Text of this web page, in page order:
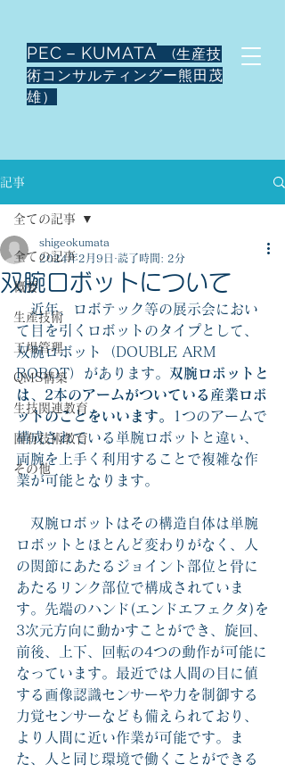
PEC－KUMATA
(生産技
術コンサルティングー熊田茂
雄）
記事
全ての記事
概要
生産技術
工場管理
QMS構築
生技関連教育
固有技術教育
その他
全ての記事
双腕ロボットについて
shigeokumata
2024年2月9日
読了時間: 2分
近年、ロボテック等の展示会におい
て目を引くロボットのタイプとして、
双腕ロボット（DOUBLE ARM
ROBOT）があります。 双腕ロボットと
は、2本のアームがついている産業ロボ
ットのことをいいます。
1つのアームで
構成されている単腕ロボットと違い、
両腕を上手く利用することで複雑な作
業が可能となります。
双腕ロボットはその構造自体は単腕
ロボットとほとんど変わりがなく、人
の関節にあたるジョイント部位と骨に
あたるリンク部位で構成されていま
す。先端のハンド(エンドエフェクタ)を
3次元方向に動かすことができ、旋回、
前後、上下、回転の4つの動作が可能に
なっています。最近では人間の目に値
する画像認識センサーや力を制御する
力覚センサーなども備えられており、
より人間に近い作業が可能です。ま
た、人と同じ環境で働くことができる